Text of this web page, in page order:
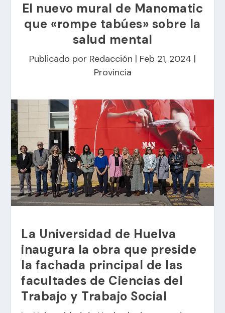
El nuevo mural de Manomatic
que «rompe tabúes» sobre la
salud mental
Publicado por Redacción | Feb 21, 2024 |
Provincia
La Universidad de Huelva
inaugura la obra que preside
la fachada principal de las
facultades de Ciencias del
Trabajo y Trabajo Social